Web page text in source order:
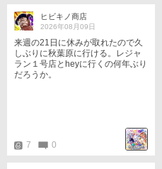
ヒビキノ商店
2026年08月09日
来週の21日に休みが取れたので久
しぶりに秋葉原に行ける。レジャ
ラン１号店とheyに行くの何年ぶり
だろうか。
7 0